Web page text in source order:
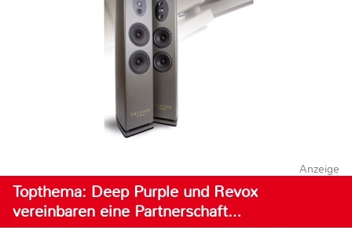
Anzeige
Topthema: Deep Purple und Revox
vereinbaren eine Partnerschaft…